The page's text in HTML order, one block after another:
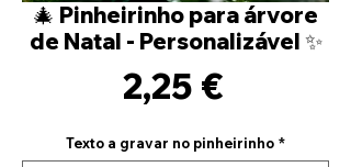
🎄 Pinheirinho para árvore
de Natal - Personalizável ✨
2,25 €Precio
Texto a gravar no pinheirinho *